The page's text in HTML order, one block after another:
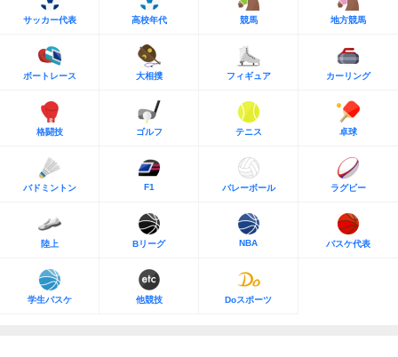
サッカー代表 高校年代 競馬 地方競馬
ボートレース 大相撲 フィギュア カーリング
格闘技 ゴルフ テニス 卓球
バドミントン F1 バレーボール ラグビー
陸上 Bリーグ NBA バスケ代表
学生バスケ 他競技 Doスポーツ